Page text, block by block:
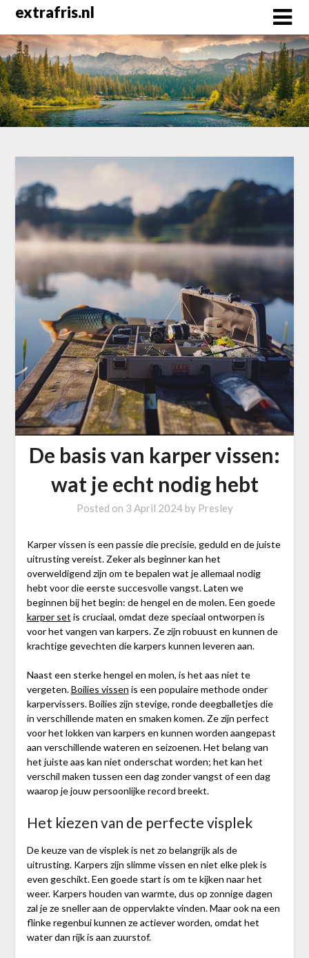
Skip
content
extrafris.nl
De basis van karper vissen:
wat je echt nodig hebt
Posted on 3 April 2024by Presley
Karper vissen is een passie die precisie, geduld en de juiste
uitrusting vereist. Zeker als beginner kan het
overweldigend zijn om te bepalen wat je allemaal nodig
hebt voor die eerste succesvolle vangst. Laten we
beginnen bij het begin: de hengel en de molen. Een goede
karper set is cruciaal, omdat deze speciaal ontworpen is
voor het vangen van karpers. Ze zijn robuust en kunnen de
krachtige gevechten die karpers kunnen leveren aan.
Naast een sterke hengel en molen, is het aas niet te
vergeten.Boilies vissen is een populaire methode onder
karpervissers. Boilies zijn stevige, ronde deegballetjes die
in verschillende maten en smaken komen. Ze zijn perfect
voor het lokken van karpers en kunnen worden aangepast
aan verschillende wateren en seizoenen. Het belang van
het juiste aas kan niet onderschat worden; het kan het
verschil maken tussen een dag zonder vangst of een dag
waarop je jouw persoonlijke record breekt.
Het kiezen van de perfecte visplek
De keuze van de visplek is net zo belangrijk als de
uitrusting. Karpers zijn slimme vissen en niet elke plek is
even geschikt. Een goede start is om te kijken naar het
weer. Karpers houden van warmte, dus op zonnige dagen
zal je ze sneller aan de oppervlakte vinden. Maar ook na een
flinke regenbui kunnen ze actiever worden, omdat het
water dan rijk is aan zuurstof.